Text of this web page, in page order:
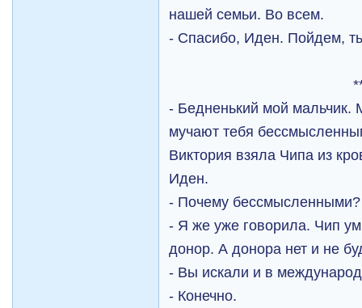
нашей семьи. Во всем.
- Спасибо, Иден. Пойдем,
- Бедненький мой
мучают тебя
Виктория взяла Чипа из
Иден.
- Почему бессмысленными?
- Я же уже говорила. Чип
донор. А донора нет и не
- Вы искали и в
- Конечно.